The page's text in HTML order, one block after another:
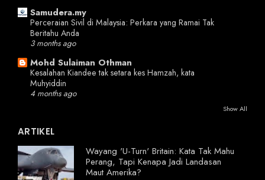
Samudera.my
Perceraian Sivil di Malaysia: Perkara yang Ramai Tak
Beritahu Anda
3 months ago
Mohd Sulaiman Othman
Kesalahan Kiandee tak setara kes Hamzah, kata
Muhyiddin
4 months ago
Show All
ARTIKEL
Wayang 'U-Turn' Britain: Kata Tak Mahu
Perang, Tapi Kenapa Jadi Landasan
Maut Amerika?